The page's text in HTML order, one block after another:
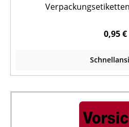
0,95 €